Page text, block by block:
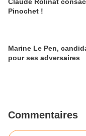
Pinochet !
Marine Le Pen,
pour ses adversaires
Commentaires